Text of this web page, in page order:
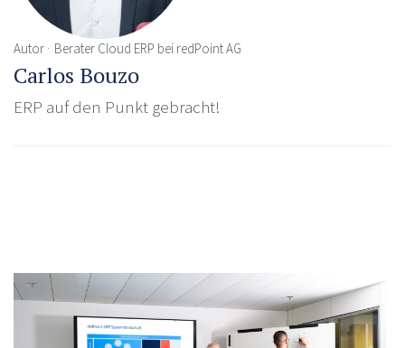
Autor Berater Cloud ERP bei redPoint AG
Carlos Bouzo
ERP auf den Punkt gebracht!